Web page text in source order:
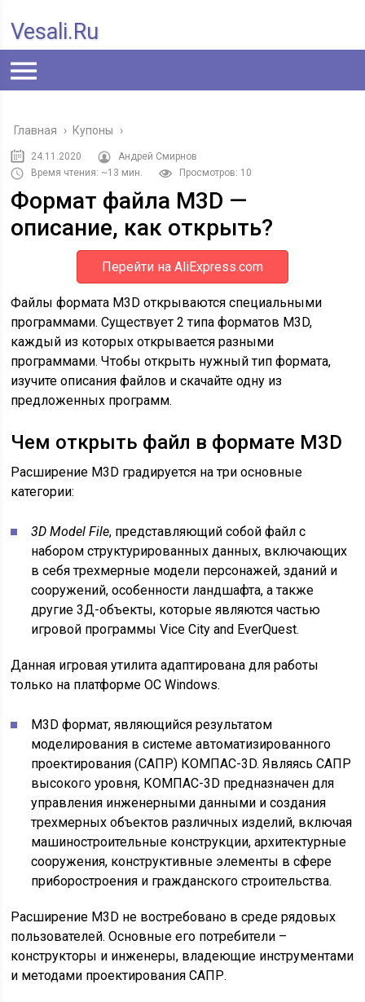
Vesali.ru
Главная › Купоны ›
24.11.2020
Андрей Смирнов
Время чтения: ~13 мин.
Просмотров: 10
Формат файла M3D —
описание, как открыть?
Перейти на AliExpress.com
Файлы формата M3D открываются специальными
программами. Существует 2 типа форматов M3D,
каждый из которых открывается разными
программами. Чтобы открыть нужный тип формата,
изучите описания файлов и скачайте одну из
предложенных программ.
Чем открыть файл в формате M3D
Расширение M3D градируется на три основные
категории:
3D Model File, представляющий собой файл с
набором структурированных данных, включающих
в себя трехмерные модели персонажей, зданий и
сооружений, особенности ландшафта, а также
другие 3Д-объекты, которые являются частью
игровой программы Vice City and EverQuest.
Данная игровая утилита адаптирована для работы
только на платформе ОС Windows.
M3D формат, являющийся результатом
моделирования в системе автоматизированного
проектирования (САПР) КОМПАС-3D. Являясь САПР
высокого уровня, КОМПАС-3D предназначен для
управления инженерными данными и создания
трехмерных объектов различных изделий, включая
машиностроительные конструкции, архитектурные
сооружения, конструктивные элементы в сфере
приборостроения и гражданского строительства.
Расширение M3D не востребовано в среде рядовых
пользователей. Основные его потребители –
конструкторы и инженеры, владеющие инструментами
и методами проектирования САПР.